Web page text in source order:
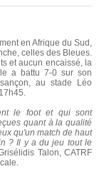
en Afrique du Sud,
celles des Bleues.
et aucun encaissé, la
a battu 7-0 sur son
au stade Léo
le foot et qui sont
quant à la qualité
qu'un match de haut
? Il y a du jeu tout le
Talon, CATRF